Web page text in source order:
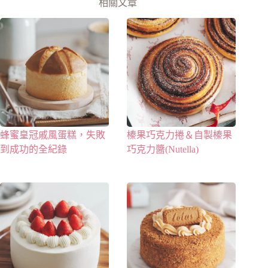
相關文章
蜂蜜皇冠戚風蛋糕，失敗
到成功的全紀錄
榛果巧克力捲＆自製榛果
巧克力醬(Nutella)